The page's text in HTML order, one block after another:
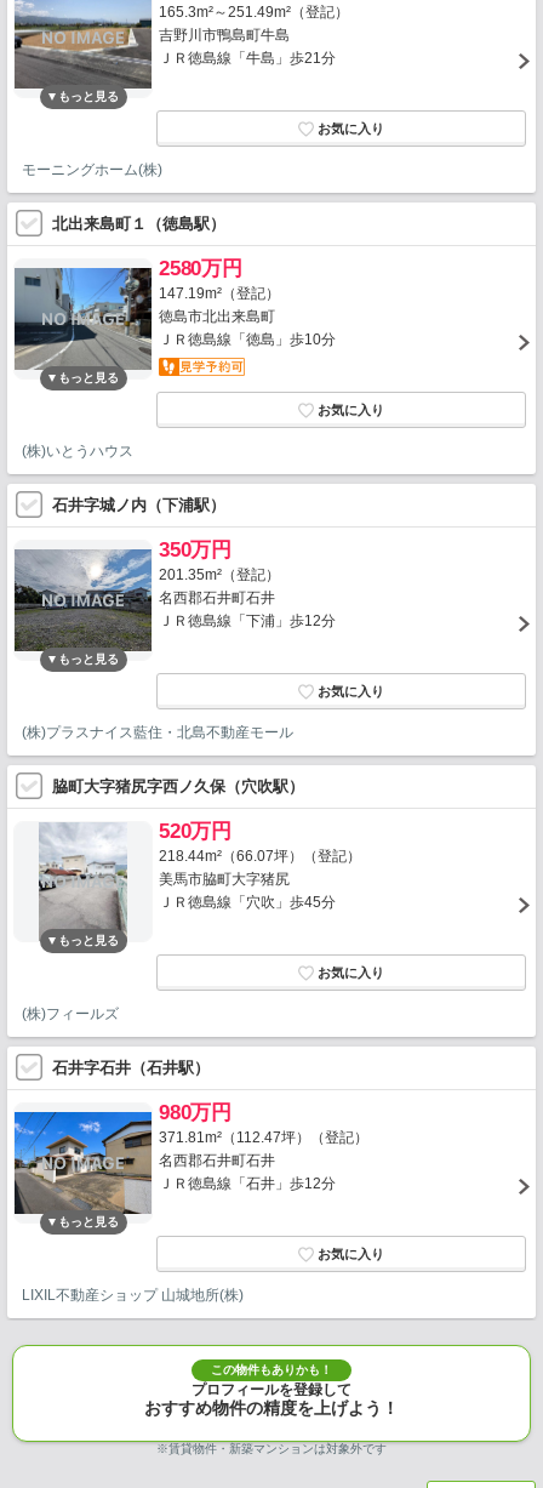
165.3m²～251.49m²（登記）
吉野川市鴨島町牛島
ＪＲ徳島線「牛島」歩21分
モーニングホーム(株)
北出来島町１（徳島駅）
2580万円
147.19m²（登記）
徳島市北出来島町
ＪＲ徳島線「徳島」歩10分
(株)いとうハウス
石井字城ノ内（下浦駅）
350万円
201.35m²（登記）
名西郡石井町石井
ＪＲ徳島線「下浦」歩12分
(株)プラスナイス藍住・北島不動産モール
脇町大字猪尻字西ノ久保（穴吹駅）
520万円
218.44m²（66.07坪）（登記）
美馬市脇町大字猪尻
ＪＲ徳島線「穴吹」歩45分
(株)フィールズ
石井字石井（石井駅）
980万円
371.81m²（112.47坪）（登記）
名西郡石井町石井
ＪＲ徳島線「石井」歩12分
LIXIL不動産ショップ 山城地所(株)
この物件もありかも！
プロフィールを登録して
おすすめ物件の精度を上げよう！
※賃貸物件・新築マンションは対象外です